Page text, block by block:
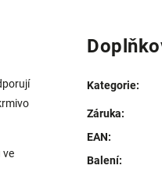
ve
Kategorie:
Záruka:
EAN:
Balení: